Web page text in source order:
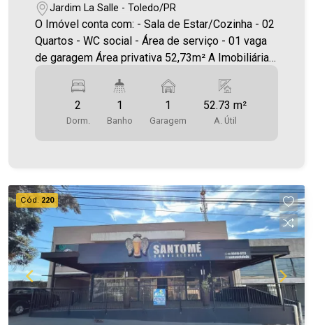
Jardim La Salle - Toledo/PR
O Imóvel conta com: - Sala de Estar/Cozinha - 02
Quartos - WC social - Área de serviço - 01 vaga
de garagem Área privativa 52,73m² A Imobiliária
imóveis administrados da cidade, atuando com
excelência tanto na locação quanto na venda.
Aproveite essa oportunidade, agende uma visita!
qualquer erro de digitação e/ou ortografia, bem
como alteração dos preços e imagens. Fotos
meramente ilustrativas.
2
Dorm.
1
Banho
1
Garagem
52.73 m²
A. Útil
Cód. 220